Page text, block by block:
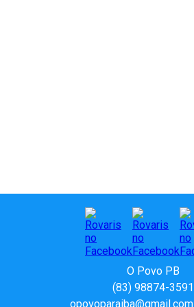
O Povo PB
(83) 98874-3591
opovoparaiba@gmail.com